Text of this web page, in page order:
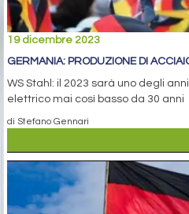
19 dicembre 2023
GERMANIA: PRODUZIONE DI
WS Stahl: il 2023 sarà uno degli
elettrico mai così basso da 30 anni
di Stefano Gennari